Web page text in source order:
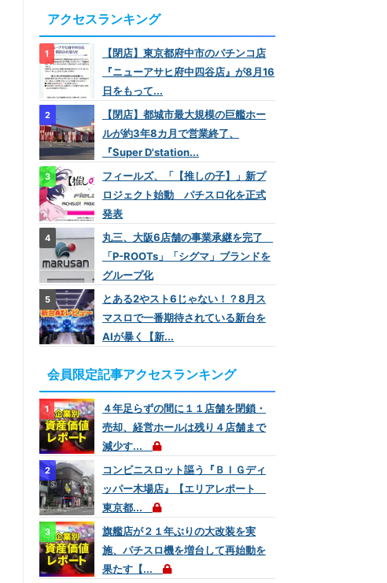
アクセスランキング
【閉店】東京都府中市のパチンコ店
『ニューアサヒ府中四谷店』が8月16
日をもって...
【閉店】都城市最大規模の巨艦ホー
ルが約3年8カ月で営業終了、
『Super D'station...
フィールズ、「【推しの子】」新プ
ロジェクト始動 パチスロ化を正式
発表
丸三、大阪6店舗の事業承継を完了
「P-ROOTs」「シグマ」ブランドを
グループ化
とある2やスト6じゃない！？8月ス
マスロで一番期待されている新台を
AIが暴く【新...
会員限定記事アクセスランキング
４年足らずの間に１１店舗を閉鎖・
売却、経営ホールは残り４店舗まで
減少す...
コンビニスロット謳う『ＢＩＧディ
ッパー木場店』【エリアレポート
東京都...
旗艦店が２１年ぶりの大改装を実
施、パチスロ機を増台して再始動を
果たす【...